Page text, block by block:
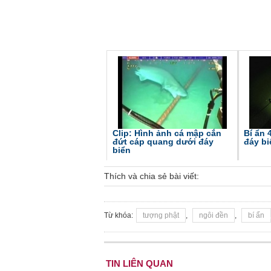
Clip: Hình ảnh cá mập cắn
đứt cáp quang dưới đáy
biển
Bí ẩn
đáy
Thích và chia sẻ bài viết:
Từ khóa: tượng phật , ngôi đền , bí ẩn
TIN LIÊN QUAN
TS. Nguyễn Đức Độ -
Viện Kinh tế Tài chính
"Có rất nhiều
ngay từ bây
đang được tiến
đầu tư cho
nghệ; ban hành
khuyến khích
khởi nghiệp..."